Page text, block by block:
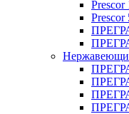
Prescor
Prescor